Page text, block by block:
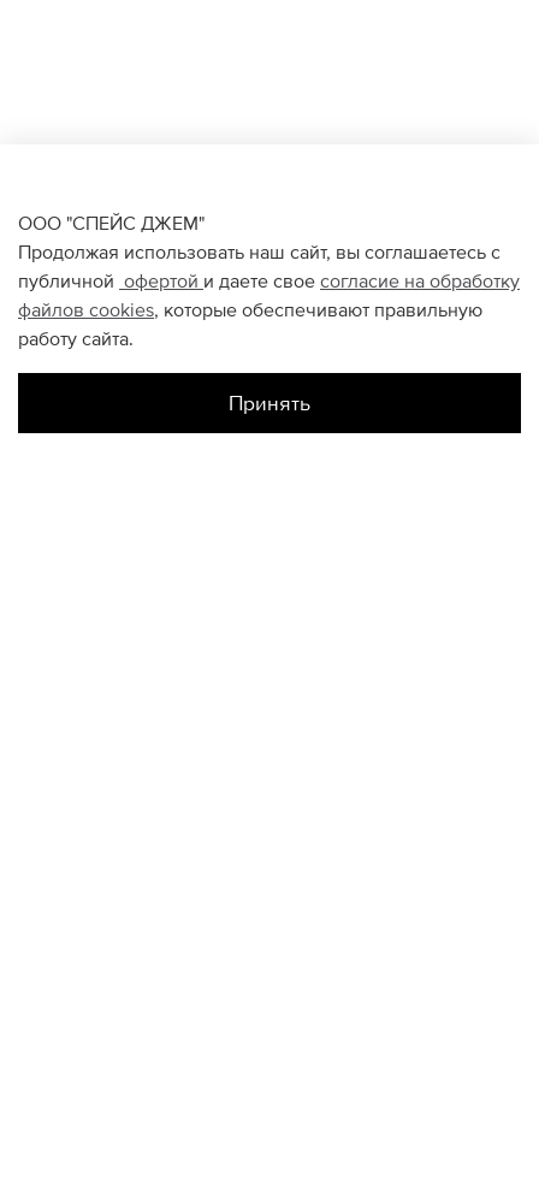
ООО "СПЕЙС ДЖЕМ"
Продолжая использовать наш сайт, вы соглашаетесь с
публичной офертой и даете свое согласие на обработку
файлов cookies, которые обеспечивают правильную
работу сайта.
Принять